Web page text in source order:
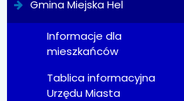
Gmina Miejska Hel
Informacje dla
mieszkańców
Tablica informacyjna
Urzędu Miasta